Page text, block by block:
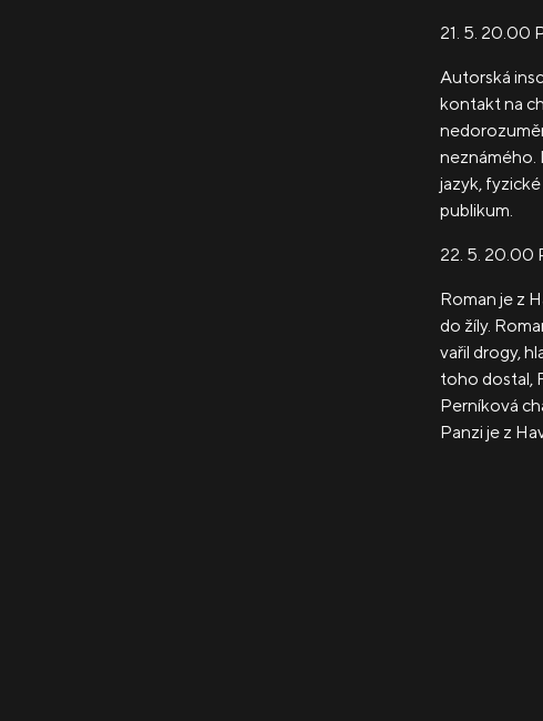
21. 5. 20.00
Autorská
kontakt na
neznámého.
jazyk,
publikum.
22. 5. 20.00
Roman je z
do žíly.
vařil drogy,
toho dostal,
Perníková
Panzi je z